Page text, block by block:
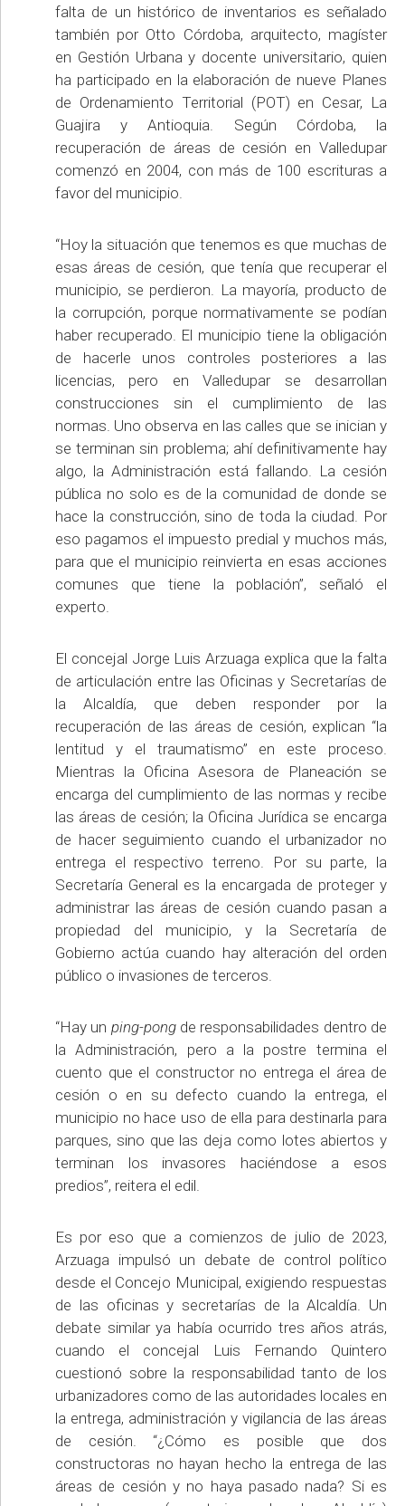
falta de un histórico de inventarios es señalado
también por Otto Córdoba, arquitecto, magíster
en Gestión Urbana y docente universitario, quien
ha participado en la elaboración de nueve Planes
de Ordenamiento Territorial (POT) en Cesar, La
Guajira y Antioquia. Según Córdoba, la
recuperación de áreas de cesión en Valledupar
comenzó en 2004, con más de 100 escrituras a
favor del municipio.
“Hoy la situación que tenemos es que muchas de
esas áreas de cesión, que tenía que recuperar el
municipio, se perdieron. La mayoría, producto de
la corrupción, porque normativamente se podían
haber recuperado. El municipio tiene la obligación
de hacerle unos controles posteriores a las
licencias, pero en Valledupar se desarrollan
construcciones sin el cumplimiento de las
normas. Uno observa en las calles que se inician y
se terminan sin problema; ahí definitivamente hay
algo, la Administración está fallando. La cesión
pública no solo es de la comunidad de donde se
hace la construcción, sino de toda la ciudad. Por
eso pagamos el impuesto predial y muchos más,
para que el municipio reinvierta en esas acciones
comunes que tiene la población”, señaló el
experto.
El concejal Jorge Luis Arzuaga explica que la falta
de articulación entre las Oficinas y Secretarías de
la Alcaldía, que deben responder por la
recuperación de las áreas de cesión, explican “la
lentitud y el traumatismo” en este proceso.
Mientras la Oficina Asesora de Planeación se
encarga del cumplimiento de las normas y recibe
las áreas de cesión; la Oficina Jurídica se encarga
de hacer seguimiento cuando el urbanizador no
entrega el respectivo terreno. Por su parte, la
Secretaría General es la encargada de proteger y
administrar las áreas de cesión cuando pasan a
propiedad del municipio, y la Secretaría de
Gobierno actúa cuando hay alteración del orden
público o invasiones de terceros.
“Hay un ping-pongde responsabilidades dentro de
la Administración, pero a la postre termina el
cuento que el constructor no entrega el área de
cesión o en su defecto cuando la entrega, el
municipio no hace uso de ella para destinarla para
parques, sino que las deja como lotes abiertos y
terminan los invasores haciéndose a esos
predios”, reitera el edil.
Es por eso que a comienzos de julio de 2023,
Arzuaga impulsó un debate de control político
desde el Concejo Municipal, exigiendo respuestas
de las oficinas y secretarías de la Alcaldía. Un
debate similar ya había ocurrido tres años atrás,
cuando el concejal Luis Fernando Quintero
cuestionó sobre la responsabilidad tanto de los
urbanizadores como de las autoridades locales en
la entrega, administración y vigilancia de las áreas
de cesión. “¿Cómo es posible que dos
constructoras no hayan hecho la entrega de las
áreas de cesión y no haya pasado nada? Si es